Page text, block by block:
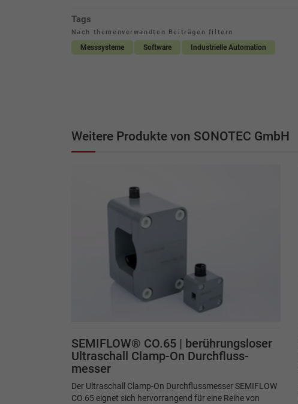
Tags
Nach themenverwandten Beiträgen filtern
Messsysteme Software Industrielle Automation
Weitere Produkte von SONOTEC GmbH
SEMIFLOW® CO.65 | berührungsloser
Ultraschall Clamp-On Durchfluss­
messer
Der Ultraschall Clamp-On Durchflussmesser SEMIFLOW
CO.65 eignet sich hervorrangend für eine Reihe von